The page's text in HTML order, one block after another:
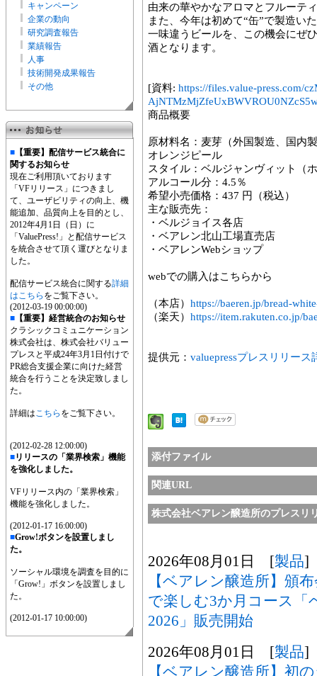
キャンペーン
企業の動向
研究調査報告
業績報告
人事
技術開発成果報告
その他
■ 【重要】配信サービス統合に
関するお知らせ
現在ご利用頂いております
「VFリリース」につきまし
て、ユーザビリティの向上、機
能追加、品質向上を目的とし、
2012年4月1日（日）に
「ValuePress!」と配信サービス
を統合させて頂く運びとなりま
した。
配信サービス統合に関する詳細
はこちら をご覧下さい。
(2012-03-19 00:00:00)
■ 【重要】経営統合のお知らせ
クラシックコミュニケーション
株式会社は、株式会社バリュー
プレスと平成24年3月1日付けで
PR総合支援企業に向けた経営
統合を行うことを決定致しまし
た。
詳細はこちら をご覧下さい。
(2012-02-28 12:00:00)
■リリースの「業界検索」機能
を強化しました。
VFリリース内の「業界検索」
機能を強化しました。
(2012-01-17 16:00:00)
■Grow!ボタンを設置しまし
た。
ソーシャル環境を調査を目的に
「Grow!」ボタンを設置しまし
た。
(2012-01-17 10:00:00)
由来の華やかなアロマとフルーテ
また、今年は初めて“缶”で製造い
一味違うビールを、この機会にぜ
酒となります。
[資料: https://files.value-press.com/
商品概要
原材料名：麦芽（外国製造、国内
オレンジピール
スタイル：ベルジャンヴィット（
アルコール分：4.5％
希望小売価格：437 円（税込）
主な販売先：
・ベルジョイス各店
・ベアレン北山工場直売店
・ベアレンWebショップ
webでの購入はこちらから
（本店） https://baeren.jp/bread-
（楽天） https://item.rakuten.co.jp/
提供元： valuepressプレスリリース
添付ファイル
関連URL
株式会社ベアレン醸造所のプレスリ
2026年08月01日 [製品]
【ベアレン醸造所】頒
で楽しむ3か月コース
2026」販売開始
2026年08月01日 [製品]
【ベアレン醸造所】初